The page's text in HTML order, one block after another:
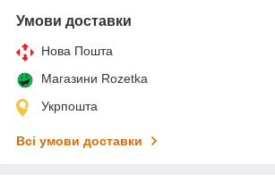
Умови доставки
Нова Пошта
Магазини Rozetka
Укрпошта
Всі умови доставки